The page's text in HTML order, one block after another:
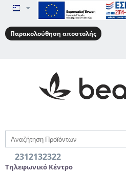
Παρακολούθηση αποστολής
2312132322
Τηλεφωνικό Κέντρο